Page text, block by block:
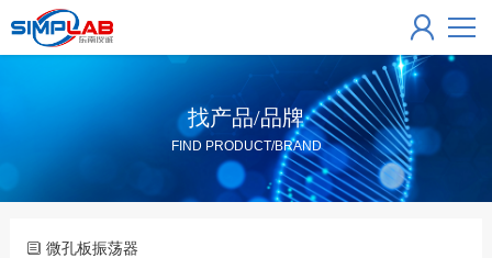
找产品/品牌
FIND PRODUCT/BRAND
微孔板振荡器